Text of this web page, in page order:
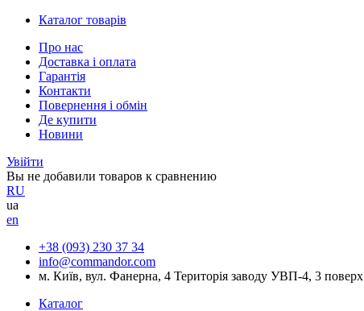
Каталог товарів
Про нас
Доставка і оплата
Гарантія
Контакти
Повернення і обмін
Де купити
Новини
Увійти
Вы не добавили товаров к сравнению
RU
ua
en
+38 (093) 230 37 34
info@commandor.com
м. Київ, вул. Фанерна, 4 Територія заводу УВП-4, 3 поверх
Каталог